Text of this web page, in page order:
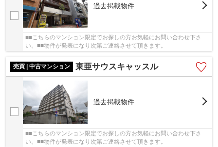
過去掲載物件
■■こちらのマンション限定でお探しの方お気軽にお問い合わせ下さ
い。■■物件が発表になり次第ご連絡させて頂きます。
売買 | 中古マンション 東亜サウスキャッスル
過去掲載物件
■■こちらのマンション限定でお探しの方お気軽にお問い合わせ下さ
い。■■物件が発表になり次第ご連絡させて頂きます。